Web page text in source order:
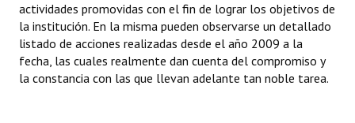
actividades promovidas con el fin de lograr los objetivos de
la institución. En la misma pueden observarse un detallado
listado de acciones realizadas desde el año 2009 a la
fecha, las cuales realmente dan cuenta del compromiso y
la constancia con las que llevan adelante tan noble tarea.